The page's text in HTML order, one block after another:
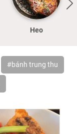
Heo
#bánh trung thu